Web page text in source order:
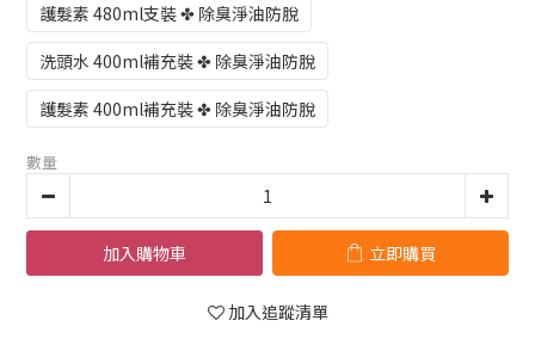
護髮素 480ml支裝 ✤ 除臭淨油防脫
洗頭水 400ml補充裝 ✤ 除臭淨油防脫
護髮素 400ml補充裝 ✤ 除臭淨油防脫
數量
加入購物車 立即購買
加入追蹤清單